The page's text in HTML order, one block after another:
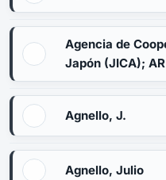
Agencia de
Japón (JICA); AR
Agnello, J.
Agnello, Julio